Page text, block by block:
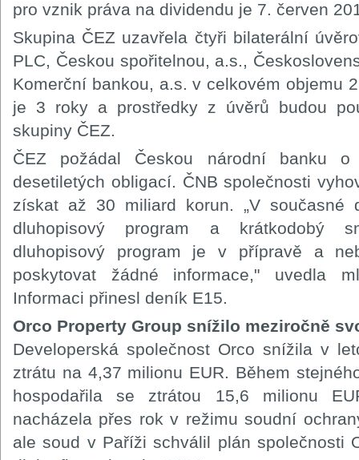
pro vznik práva na dividendu je 7. červen
Skupina ČEZ uzavřela čtyři bilaterální
PLC, Českou spořitelnou, a.s.,
Komerční bankou, a.s. v celkovém objemu
je 3 roky a prostředky z úvěrů budou
skupiny ČEZ.
ČEZ požádal Českou národní banku
desetiletých obligací. ČNB společnosti
získat až 30 miliard korun. „V současné
dluhopisový program a krátkodobý
dluhopisový program je v přípravě a
poskytovat žádné informace," uvedla
Informaci přinesl deník E15.
Orco Property Group snížilo meziročně
Developerská společnost Orco snížila v
ztrátu na 4,37 milionu EUR. Během
hospodařila se ztrátou 15,6 milionu
nacházela přes rok v režimu soudní
ale soud v Paříži schválil plán společnosti